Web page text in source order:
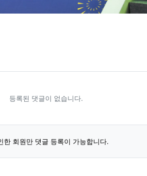
등록된 댓글이 없습니다.
한 회원만 댓글 등록이 가능합니다.